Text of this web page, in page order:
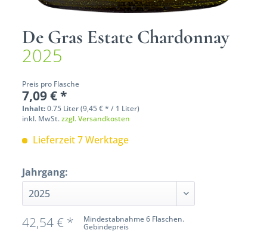
De Gras Estate Chardonnay
2025
Preis pro Flasche
7,09 € *
Inhalt:0.75 Liter (9,45 € * / 1 Liter)
inkl. MwSt.zzgl. Versandkosten
Lieferzeit 7 Werktage
Jahrgang:
Mindestabnahme 6 Flaschen.
Gebindepreis
42,54 € *